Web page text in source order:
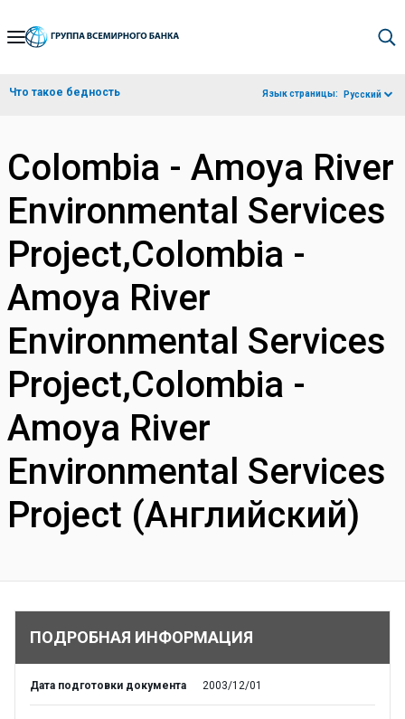
Skip
Navigation
Что такое бедность Язык страницы: Русский
Colombia - Amoya River
Environmental Services
Project,Colombia -
Amoya River
Environmental Services
Project,Colombia -
Amoya River
Environmental Services
Project (Английский)
ПОДРОБНАЯ ИНФОРМАЦИЯ
Дата подготовки документа 2003/12/01